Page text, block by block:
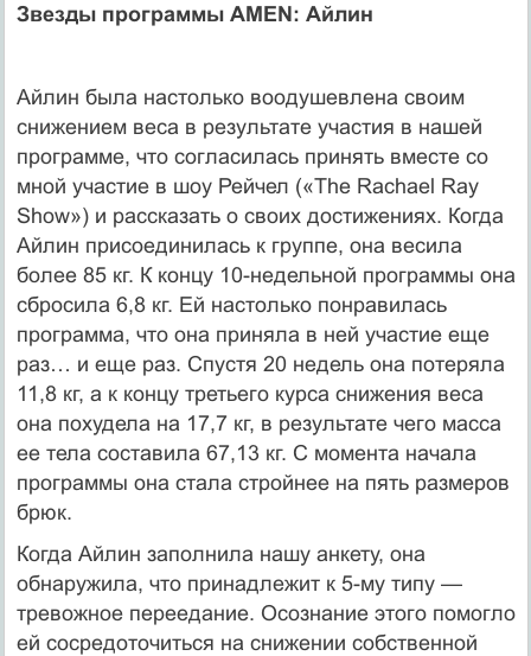
Звезды программы AMEN: Айлин
Айлин была настолько воодушевлена своим
снижением веса в результате участия в нашей
программе, что согласилась принять вместе со
мной участие в шоу Рейчел («The Rachael Ray
Show») и рассказать о своих достижениях. Когда
Айлин присоединилась к группе, она весила
более 85 кг. К концу 10-недельной программы она
сбросила 6,8 кг. Ей настолько понравилась
программа, что она приняла в ней участие еще
раз… и еще раз. Спустя 20 недель она потеряла
11,8 кг, а к концу третьего курса снижения веса
она похудела на 17,7 кг, в результате чего масса
ее тела составила 67,13 кг. С момента начала
программы она стала стройнее на пять размеров
брюк.
Когда Айлин заполнила нашу анкету, она
обнаружила, что принадлежит к 5-му типу —
тревожное переедание. Осознание этого помогло
ей сосредоточиться на снижении собственной